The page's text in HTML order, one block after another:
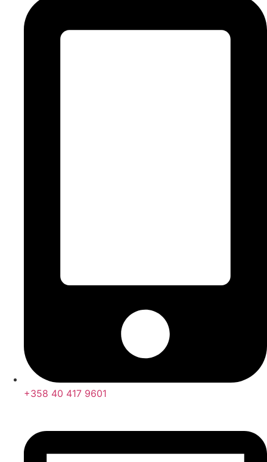
+358 40 417 9601